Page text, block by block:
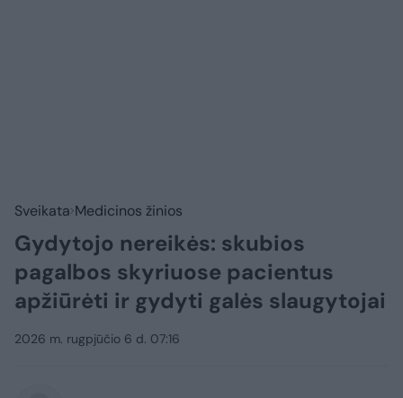
Sveikata Medicinos žinios
Gydytojo nereikės: skubios
pagalbos skyriuose pacientus
apžiūrėti ir gydyti galės slaugytojai
2026 m. rugpjūčio 6 d. 07:16